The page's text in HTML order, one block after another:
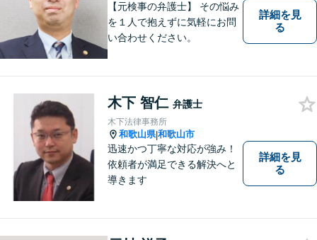
【元検事の弁護士】 その悩み
を１人で抱えずに気軽にお問
い合わせください。
詳細を見
る
木下 智仁 弁護士
木下法律事務所
和歌山県|和歌山市
迅速かつ丁寧な対応が強み！
依頼者が満足できる解決へと
導きます
詳細を見
る